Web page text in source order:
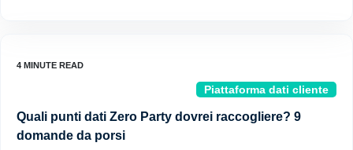
Piattaforma dati cliente
Quali punti dati Zero Party dovrei raccogliere? 9
domande da porsi